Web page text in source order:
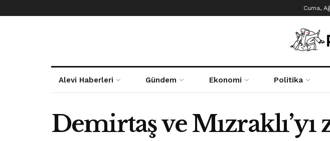
Cuma,
Alevi Haberleri Gündem Ekonomi Politika
Demirtaş ve